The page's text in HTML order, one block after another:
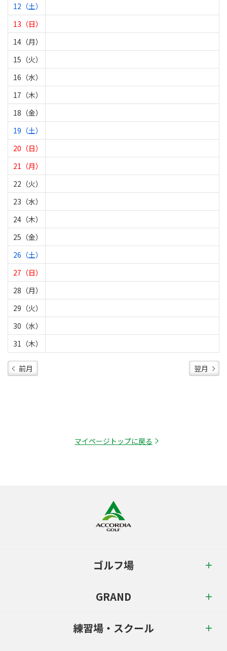
12（土）
13（日）
14（月）
15（火）
16（水）
17（木）
18（金）
19（土）
20（日）
21（月）
22（火）
23（水）
24（木）
25（金）
26（土）
27（日）
28（月）
29（火）
30（水）
31（木）
前月 翌月
マイページトップに戻る
ゴルフ場
GRAND
練習場・スクール